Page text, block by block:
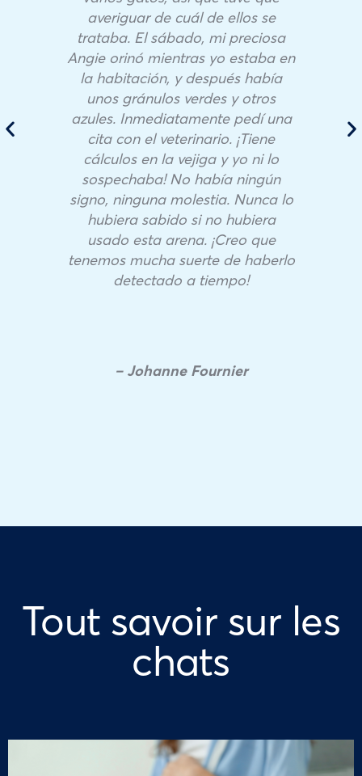
averiguar de cuál de ellos se
trataba. El sábado, mi preciosa
Angie orinó mientras yo estaba en
la habitación, y después había
unos gránulos verdes y otros
azules. Inmediatamente pedí una
cita con el veterinario. ¡Tiene
cálculos en la vejiga y yo ni lo
sospechaba! No había ningún
signo, ninguna molestia. Nunca lo
hubiera sabido si no hubiera
usado esta arena. ¡Creo que
tenemos mucha suerte de haberlo
detectado a tiempo!
– Johanne Fournier
Tout savoir sur les
chats